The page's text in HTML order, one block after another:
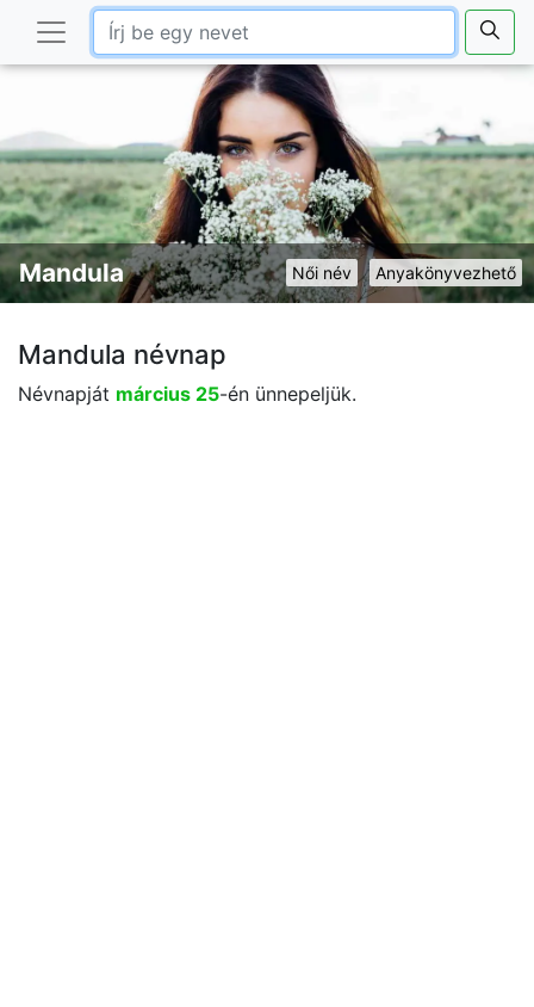
Anyakönyvezhető
Női név
Mandula
Mandula névnap
Névnapját március 25-én ünnepeljük.